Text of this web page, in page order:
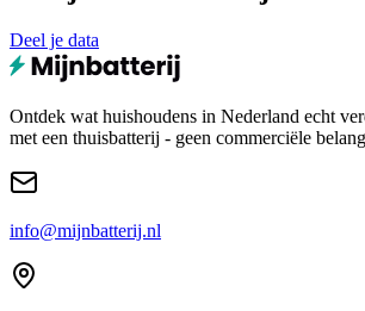
Deel je data
Ontdek wat huishoudens in Nederland echt
met een thuisbatterij - geen commerciële
info@mijnbatterij.nl